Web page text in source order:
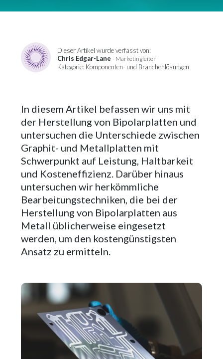
Dieser Artikel wurde verfasst von:
Chris Edgar-Lane - Marketingleiter
Kategorie: Komponenten- und Branchenlösungen
In diesem Artikel befassen wir uns mit
der Herstellung von Bipolarplatten und
untersuchen die Unterschiede zwischen
Graphit- und Metallplatten mit
Schwerpunkt auf Leistung, Haltbarkeit
und Kosteneffizienz. Darüber hinaus
untersuchen wir herkömmliche
Bearbeitungstechniken, die bei der
Herstellung von Bipolarplatten aus
Metall üblicherweise eingesetzt
werden, um den kostengünstigsten
Ansatz zu ermitteln.